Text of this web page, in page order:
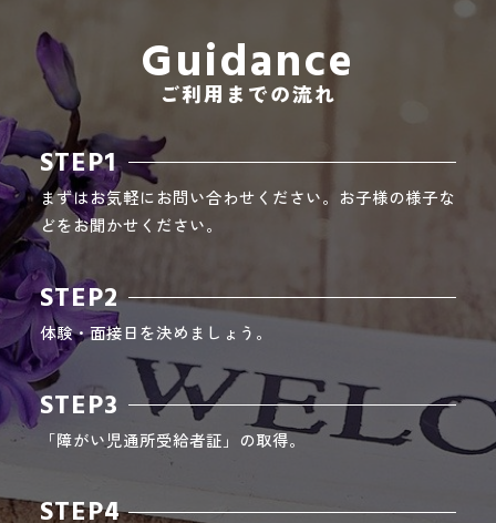
CEO BLOG
オールピース代表の部屋Guidance
ご利用までの流れ
STEP1
まずはお気軽にお問い合わせください。お子様の様子な
どをお聞かせください。
STEP2
体験・面接日を決めましょう。
STEP3
「障がい児通所受給者証」の取得。
STEP4